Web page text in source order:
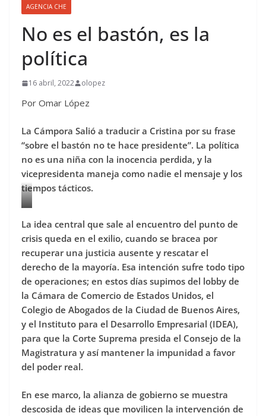
AGENCIA CHE
No es el bastón, es la
política
16 abril, 2022 olopez
Por Omar López
La Cámpora Salió a traducir a Cristina por su frase
“sobre el bastón no te hace presidente”. La política
no es una niña con la inocencia perdida, y la
vicepresidenta maneja como nadie el mensaje y los
tiempos tácticos.
La idea central que sale al encuentro del punto de
crisis queda en el exilio, cuando se bracea por
recuperar una justicia ausente y rescatar el
derecho de la mayoría. Esa intención sufre todo tipo
de operaciones; en estos días supimos del lobby de
la Cámara de Comercio de Estados Unidos, el
Colegio de Abogados de la Ciudad de Buenos Aires,
y el Instituto para el Desarrollo Empresarial (IDEA),
para que la Corte Suprema presida el Consejo de la
Magistratura y así mantener la impunidad a favor
del poder real.
En ese marco, la alianza de gobierno se muestra
descosida de ideas que movilicen la intervención de